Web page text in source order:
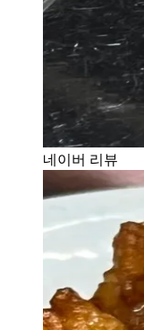
네이버 리뷰